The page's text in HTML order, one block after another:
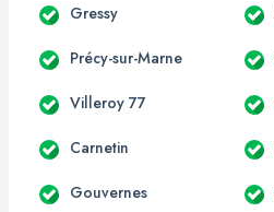
Gressy
Précy-sur-Marne
Villeroy 77
Carnetin
Gouvernes